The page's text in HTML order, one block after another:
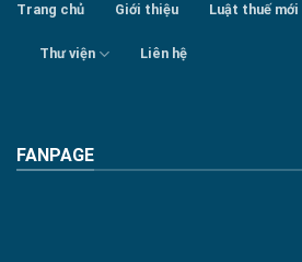
Trang chủ Giới thiệu Luật thuế mới
Thư viện Liên hệ
FANPAGE